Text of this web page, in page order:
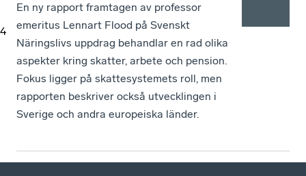
4
En ny rapport framtagen av professor
emeritus Lennart Flood på Svenskt
Näringslivs uppdrag behandlar en rad olika
aspekter kring skatter, arbete och pension.
Fokus ligger på skattesystemets roll, men
rapporten beskriver också utvecklingen i
Sverige och andra europeiska länder.